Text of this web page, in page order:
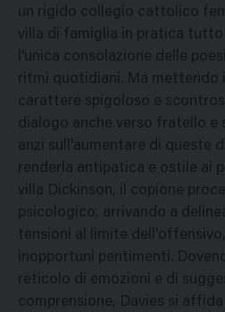
un rigido collegio cattolico
villa di famiglia in pratica
l'unica consolazione delle
ritmi quotidiani. Ma mettendo
carattere spigoloso e
dialogo anche verso fratello e
anzi sull'aumentare di queste
renderla antipatica e ostile ai
villa Dickinson, il copione
psicologico, arrivando a
tensioni al limite
inopportuni pentimenti.
reticolo di emozioni e di
comprensione, Davies si